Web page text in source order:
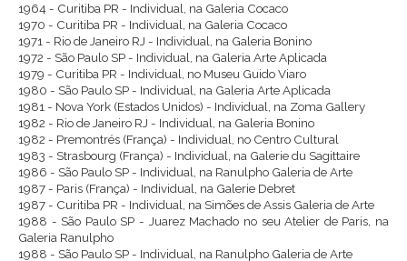
1964 - Curitiba PR - Individual, na Galeria Cocaco
1970 - Curitiba PR - Individual, na Galeria Cocaco
1971 - Rio de Janeiro RJ - Individual, na Galeria Bonino
1972 - São Paulo SP - Individual, na Galeria Arte Aplicada
1979 - Curitiba PR - Individual, no Museu Guido Viaro
1980 - São Paulo SP - Individual, na Galeria Arte Aplicada
1981 - Nova York (Estados Unidos) - Individual, na Zoma Gallery
1982 - Rio de Janeiro RJ - Individual, na Galeria Bonino
1982 - Premontrés (França) - Individual, no Centro Cultural
1983 - Strasbourg (França) - Individual, na Galerie du Sagittaire
1986 - São Paulo SP - Individual, na Ranulpho Galeria de Arte
1987 - Paris (França) - Individual, na Galerie Debret
1987 - Curitiba PR - Individual, na Simões de Assis Galeria de Arte
1988 - São Paulo SP - Juarez Machado no seu Atelier de Paris, na
Galeria Ranulpho
1988 - São Paulo SP - Individual, na Ranulpho Galeria de Arte